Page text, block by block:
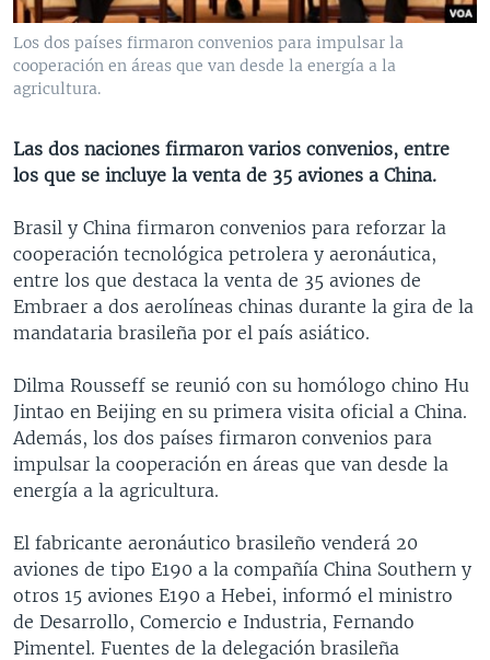
VENEZUELA
BRASIL
NICARAGUA
ECONOMÍA
ENTRETENIMIENTO Y CULTURA
TECNOLOGÍA
DEPORTES
CIENCIA Y SALUD
MULTIMEDIA
VIDEOS
FOTOGRAFÍA
AUDIOS
PROGRAMAS TV
EL MUNDO AL DÍA
FORO INTERAMERICANO
VISIÓN 360
PANORAMA
RADIO
AVANCE INFORMATIVO
AUDIONOTICIAS
ESTADOS UNIDOS AL DÍA
EL MUNDO AL DÍA [RADIO]
FORO [RADIO]
DEPORTIVO INTERNACIONAL
NOTA ECONÓMICA
ENTRETENIMIENTO
DIRECT
DOCUMENTALES DE LA VOA
Learning English
Idiomas
Los dos países firmaron convenios para impulsar la
cooperación en áreas que van desde la energía a la
agricultura.
Las dos naciones firmaron varios convenios, entre
los que se incluye la venta de 35 aviones a China.
Brasil y China firmaron convenios para reforzar la
cooperación tecnológica petrolera y aeronáutica,
entre los que destaca la venta de 35 aviones de
Embraer a dos aerolíneas chinas durante la gira de la
mandataria brasileña por el país asiático.
Dilma Rousseff se reunió con su homólogo chino Hu
Jintao en Beijing en su primera visita oficial a China.
Además, los dos países firmaron convenios para
impulsar la cooperación en áreas que van desde la
energía a la agricultura.
El fabricante aeronáutico brasileño venderá 20
aviones de tipo E190 a la compañía China Southern y
otros 15 aviones E190 a Hebei, informó el ministro
de Desarrollo, Comercio e Industria, Fernando
Pimentel. Fuentes de la delegación brasileña